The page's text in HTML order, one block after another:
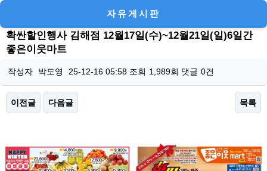
자유게시판
확싼할인행사 김해점 12월17일(수)~12월21일(일)6일간
좋은이웃마트
작성자 박도영 25-12-16 05:58조회 1,989회 댓글 0건
이전글 다음글 목록
본문